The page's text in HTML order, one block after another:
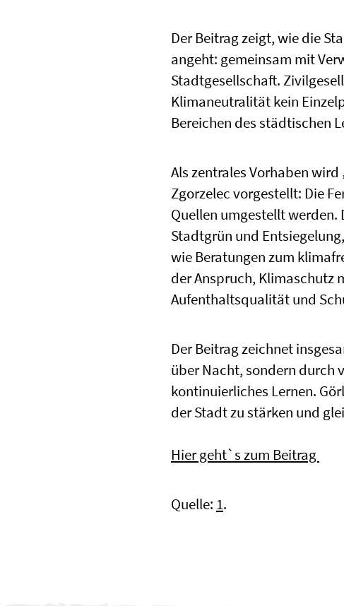
Der Beitrag zeigt, wie die
angeht: gemeinsam mit
Stadtgesellschaft.
Klimaneutralität kein
Bereichen des städtischen
Als zentrales Vorhaben
Zgorzelec vorgestellt: Die
Quellen umgestellt
Stadtgrün und
wie Beratungen zum
der Anspruch, Klimaschutz
Aufenthaltsqualität und
Der Beitrag zeichnet
über Nacht, sondern durch
kontinuierliches Lernen.
der Stadt zu stärken und
Hier geht`s zum Beitrag
Quelle: 1.